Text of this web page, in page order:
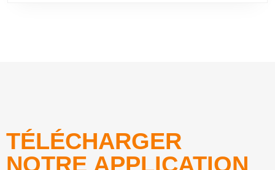
TÉLÉCHARGER
NOTRE APPLICATION